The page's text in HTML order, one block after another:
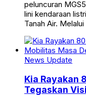
peluncuran
lini kendaraan
Tanah Air.
News Update
Kia Rayakan
Tegaskan